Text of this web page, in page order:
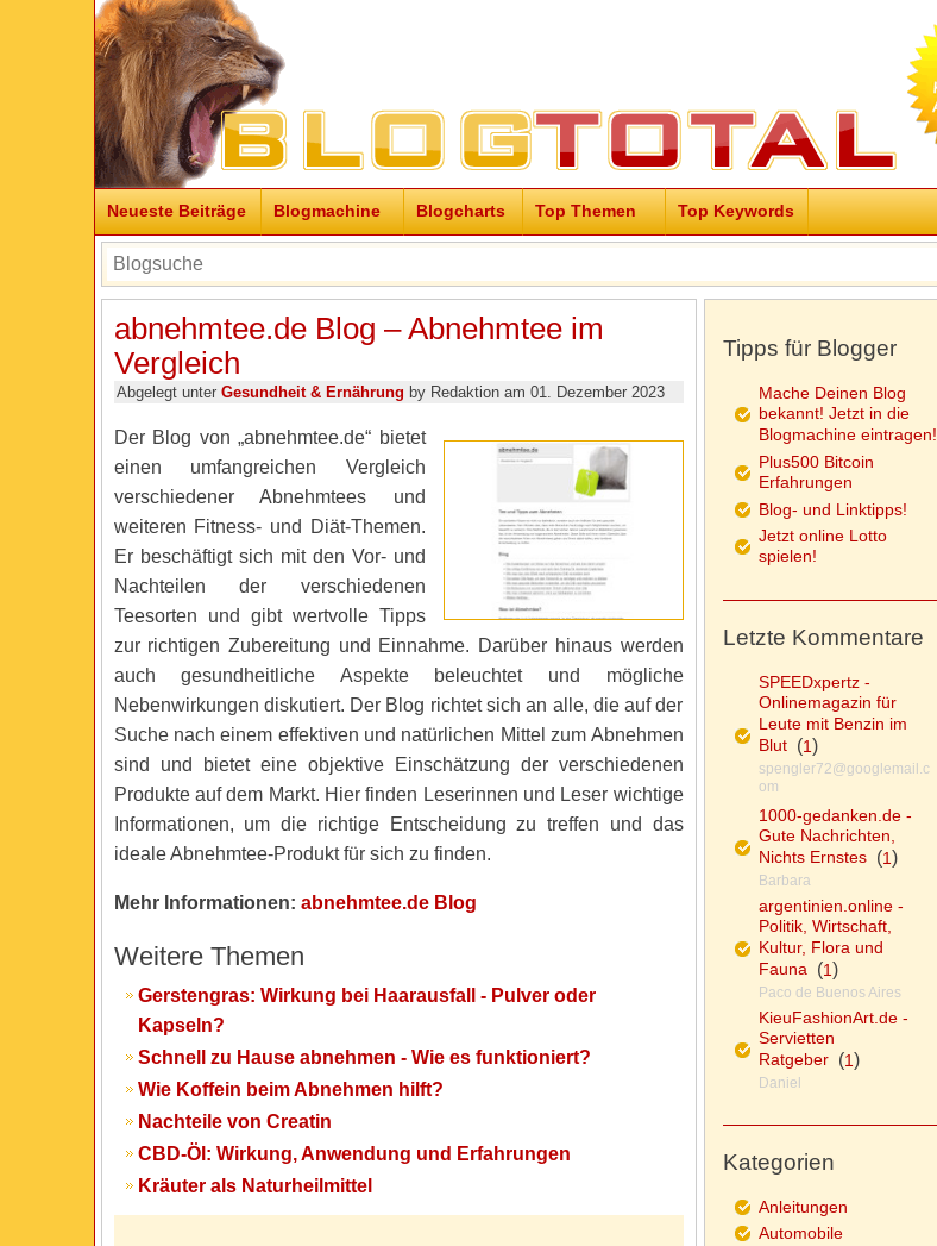
Neueste Beiträge Blogmachine Blogcharts Top Themen Top Keywords
abnehmtee.de Blog – Abnehmtee im
Vergleich
Abgelegt unter Gesundheit & Ernährung by Redaktion am 01. Dezember 2023
Der Blog von „abnehmtee.de“ bietet
einen umfangreichen Vergleich
verschiedener Abnehmtees und
weiteren Fitness- und Diät-Themen.
Er beschäftigt sich mit den Vor- und
Nachteilen der verschiedenen
Teesorten und gibt wertvolle Tipps
zur richtigen Zubereitung und Einnahme. Darüber hinaus werden
auch gesundheitliche Aspekte beleuchtet und mögliche
Nebenwirkungen diskutiert. Der Blog richtet sich an alle, die auf der
Suche nach einem effektiven und natürlichen Mittel zum Abnehmen
sind und bietet eine objektive Einschätzung der verschiedenen
Produkte auf dem Markt. Hier finden Leserinnen und Leser wichtige
Informationen, um die richtige Entscheidung zu treffen und das
ideale Abnehmtee-Produkt für sich zu finden.
Mehr Informationen: abnehmtee.de Blog
Weitere Themen
Gerstengras: Wirkung bei Haarausfall - Pulver oder
Kapseln?
Schnell zu Hause abnehmen - Wie es funktioniert?
Wie Koffein beim Abnehmen hilft?
Nachteile von Creatin
CBD-Öl: Wirkung, Anwendung und Erfahrungen
Kräuter als Naturheilmittel
Tipps für Blogger
Mache Deinen Blog
bekannt! Jetzt in die
Blogmachine eintragen!
Plus500 Bitcoin
Erfahrungen
Blog- und Linktipps!
Jetzt online Lotto
spielen!
Letzte Kommentare
SPEEDxpertz -
Onlinemagazin für
Leute mit Benzin im
Blut(1)
spengler72@googlemail.c
om
1000-gedanken.de -
Gute Nachrichten,
Nichts Ernstes(1)
Barbara
argentinien.online -
Politik, Wirtschaft,
Kultur, Flora und
Fauna(1)
Paco de Buenos Aires
KieuFashionArt.de -
Servietten
Ratgeber(1)
Daniel
Kategorien
Anleitungen
Automobile